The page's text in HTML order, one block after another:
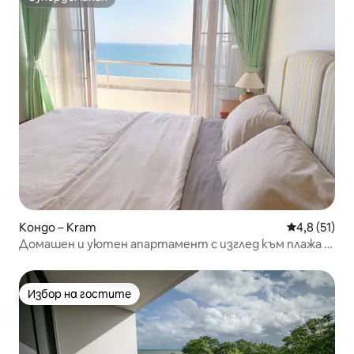
Супердомакин
Кондо – Kram Средна
4,8 (51)
Домашен и уютен апартамент с изглед към плажа в
Избор на гостите
Избор на гостите